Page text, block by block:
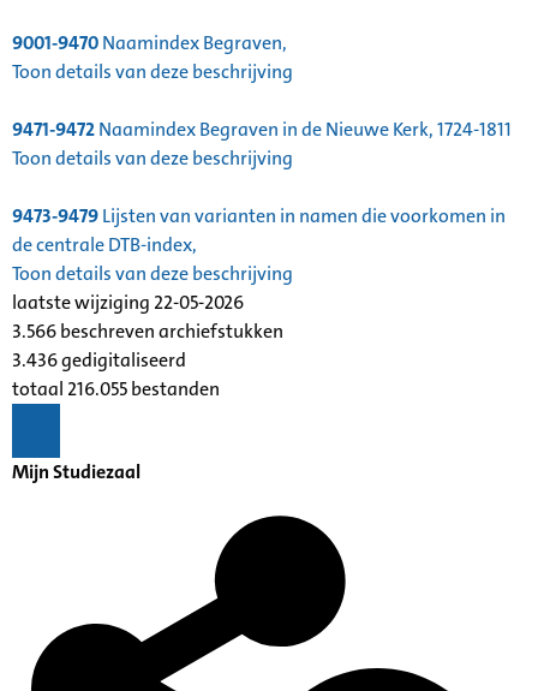
9001-9470Naamindex Begraven,
Toon details van deze beschrijving
9471-9472Naamindex Begraven in de Nieuwe Kerk, 1724-1811
Toon details van deze beschrijving
9473-9479Lijsten van varianten in namen die voorkomen in
de centrale DTB-index,
Toon details van deze beschrijving
laatste wijziging 22-05-2026
3.566 beschreven archiefstukken
3.436 gedigitaliseerd
totaal 216.055 bestanden
Mijn Studiezaal